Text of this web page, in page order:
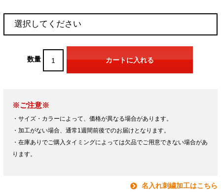
数量
※ご注意※
・サイズ・カラーによって、価格が異なる場合があります。
・加工がない場合、通常1週間前後でのお届けとなります。
・在庫ありでご購入タイミングによっては欠品でご用意できない場合があ
ります。
名入れ刺繍加工はこちら